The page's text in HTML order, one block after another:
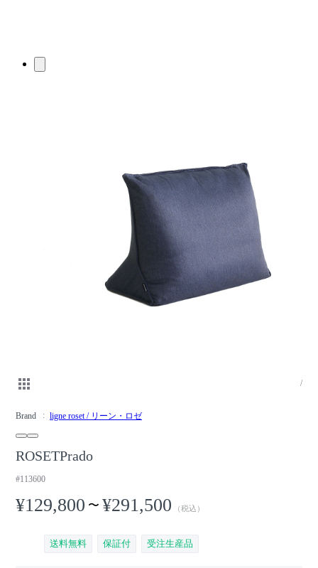
/
Brand ligne roset / リーン・ロゼ
ROSETPrado
#113600
¥129,800 〜 ¥291,500 （税込）
送料無料 保証付 受注生産品